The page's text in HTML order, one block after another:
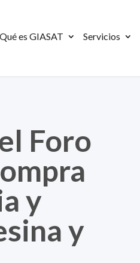
Qué es GIASAT Servicios
Foro
y
y